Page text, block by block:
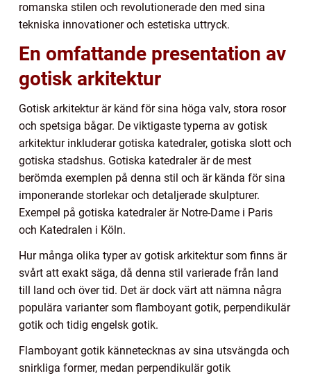
romanska stilen och revolutionerade den med sina
tekniska innovationer och estetiska uttryck.
En omfattande presentation av
gotisk arkitektur
Gotisk arkitektur är känd för sina höga valv, stora rosor
och spetsiga bågar. De viktigaste typerna av gotisk
arkitektur inkluderar gotiska katedraler, gotiska slott och
gotiska stadshus. Gotiska katedraler är de mest
berömda exemplen på denna stil och är kända för sina
imponerande storlekar och detaljerade skulpturer.
Exempel på gotiska katedraler är Notre-Dame i Paris
och Katedralen i Köln.
Hur många olika typer av gotisk arkitektur som finns är
svårt att exakt säga, då denna stil varierade från land
till land och över tid. Det är dock värt att nämna några
populära varianter som flamboyant gotik, perpendikulär
gotik och tidig engelsk gotik.
Flamboyant gotik kännetecknas av sina utsvängda och
snirkliga former, medan perpendikulär gotik